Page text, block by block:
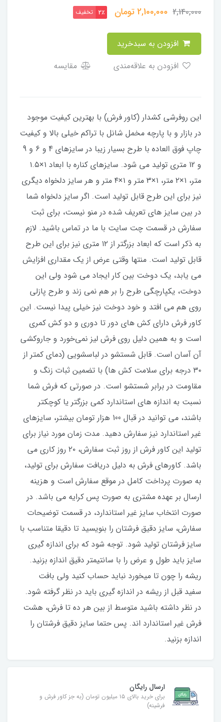
2,140,000
2,100,000تومان 2٪ تخفیف
مقایسه
این روفرشی کشدار (کاور فرش) با بهترین کیفیت موجود
در بازار و با پارچه مخمل شانل با تراکم خیلی بالا و کیفیت
چاپ فوق العاده با طرح بسیار زیبا در سایزهای 4 و 6 و 9
و 12 متری تولید می شود. سایزهای کناره با ابعاد ۱×۱.۵
متر، ۱×۲ متر، ۱×۳ متر و ۱×۴ متر و هر سایز دلخواه دیگری
نیز برای این طرح قابل تولید است. اگر سایز دلخواه شما
در بین سایز های تعریف شده در منو نیست، برای ثبت
سفارش در قسمت چت سایت با ما در تماس باشید. لازم
به ذکر است که ابعاد بزرگتر از ۱۲ متری نیز برای این طرح
قابل تولید است. منتها وقتی عرض از یک مقداری افزایش
می یابد، یک دوخت بین کار ایجاد می شود ولی این
دوخت، یکپارچگی طرح را بر هم نمی زند و طرح پازلی
روی هم می افتد و خود دوخت نیز خیلی پیدا نیست. این
کاور فرش دارای کش های دور تا دوری و دو کش کمری
است و به همین دلیل روی فرش لیز نمی‌خورد و جاروکشی
آن آسان است. قابل شستشو در لباسشویی (دمای کمتر از
۳۰ درجه برای سلامت کش ها) با تضمین ثبات زنگ و
مقاومت در برابر شستشو است. در صورتی که فرش شما
نسبت به اندازه های استاندارد کمی بزرگتر یا کوچکتر
باشند، می توانید در قبال 100 هزار تومان بیشتر، سایزهای
غیر استاندارد نیز سفارش دهید. مدت زمان مورد نیاز برای
تولید این کاور فرش از روز ثبت سفارش، ۲۰ روز کاری می
باشد. کاورهای فرش به دلیل دریافت سفارش برای تولید،
به صورت پرداخت کامل در موقع سفارش است و هزینه
ارسال بر عهده مشتری به صورت پس کرایه می باشد. در
صورت انتخاب سایز غیر استاندارد، در قسمت توضیحات
سفارش، سایز دقیق فرشتان را بنویسید تا دقیقا متناسب با
سایز فرشتان تولید شود. توجه شود که برای اندازه گیری
سایز باید طول و عرض را با سانتیمتر دقیق اندازه بزنید.
ریشه را چون تا میخورد نباید حساب کنید ولی بافت
سفید قبل از ریشه در اندازه گیری باید در نظر گرفته شود.
در نظر داشته باشید متوسط از بین هر ده تا فرش، هشت
فرش غیر استاندارد اند. پس حتما سایز دقیق فرشتان را
اندازه بزنید.
ارسال رایگان
برای خرید بالای ۱۵ میلیون تومان (به جز کاور فرش و
فرشینه)